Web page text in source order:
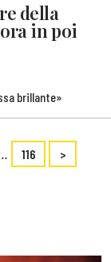
della
in poi
brillante»
116 >